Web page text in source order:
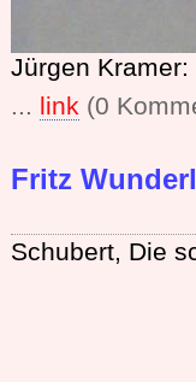
Jürgen
... link (0
Fritz
Schubert, Die